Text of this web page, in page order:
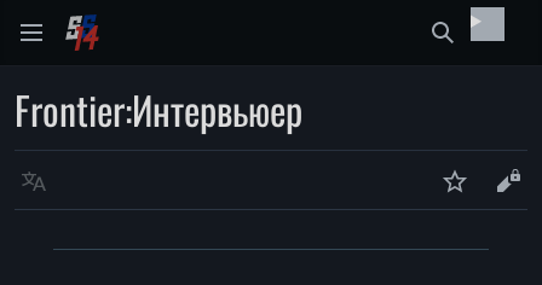
Найти
Frontier:Интервьюер
Язык Следить